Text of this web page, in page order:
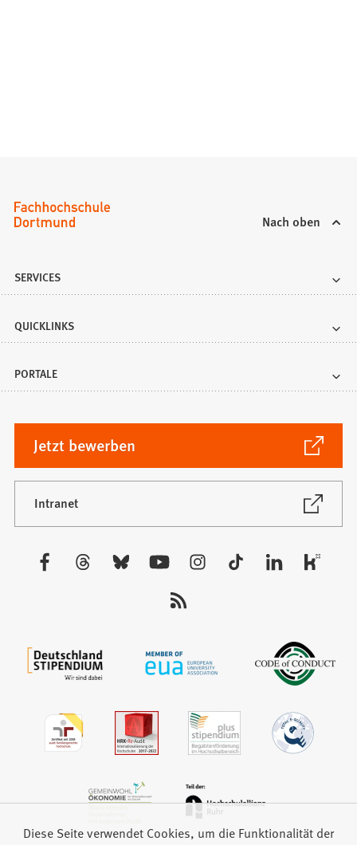
springen.
Nach oben
SERVICES
QUICKLINKS
PORTALE
Jetzt bewerben
(Öffnet
in
einem
neuen
Tab)
Intranet
(Öffnet
neuen
Besuchen
Diese Seite verwendet Cookies, um die Funktionalität der